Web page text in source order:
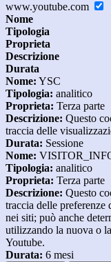
www.youtube.com
Nome
Tipologia
Proprieta
Descrizione
Durata
Nome: YSC
Tipologia: analitico
Proprieta: Terza parte
Descrizione: Questo
traccia delle
Durata: Sessione
Nome:
Tipologia: analitico
Proprieta: Terza parte
Descrizione: Questo
traccia delle
nei siti; può anche
utilizzando la nuova o
Youtube.
Durata: 6 mesi